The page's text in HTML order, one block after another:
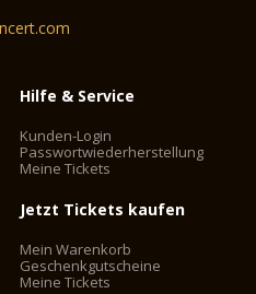
Hilfe & Service
Kunden-Login
Passwortwiederherstellung
Meine Tickets
Jetzt Tickets kaufen
Mein Warenkorb
Geschenkgutscheine
Meine Tickets